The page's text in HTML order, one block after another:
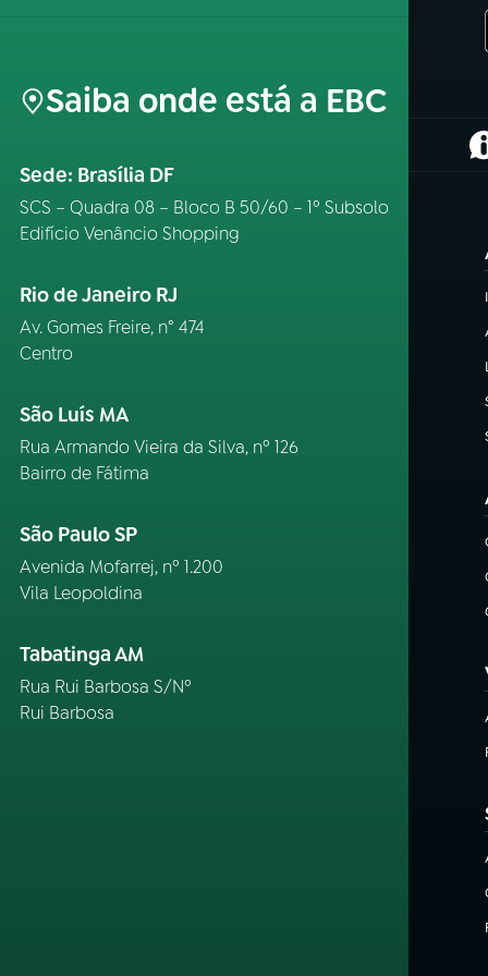
Saiba onde está a EBC
Sede: Brasília DF
SCS – Quadra 08 – Bloco B 50/60 – 1º Subsolo
Edifício Venâncio Shopping
Rio de Janeiro RJ
Av. Gomes Freire, n° 474
Centro
São Luís MA
Rua Armando Vieira da Silva, nº 126
Bairro de Fátima
São Paulo SP
Avenida Mofarrej, nº 1.200
Vila Leopoldina
Tabatinga AM
Rua Rui Barbosa S/Nº
Rui Barbosa